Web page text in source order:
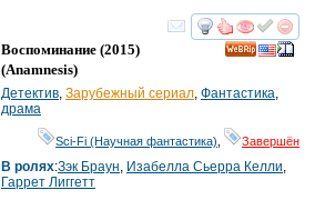
смотреть
Воспоминание (2015)
(Anamnesis)
Детектив, Зарубежный сериал, Фантастика,
драма
Sci-Fi (Научная фантастика) Завершён
В ролях:Зэк Браун, Изабелла Сьерра Келли,
Гаррет Лиггетт